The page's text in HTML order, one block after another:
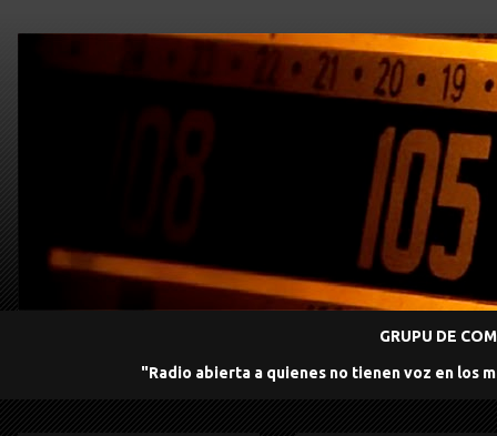
GRUPU DE
"Radio abierta a quienes no tienen voz en los